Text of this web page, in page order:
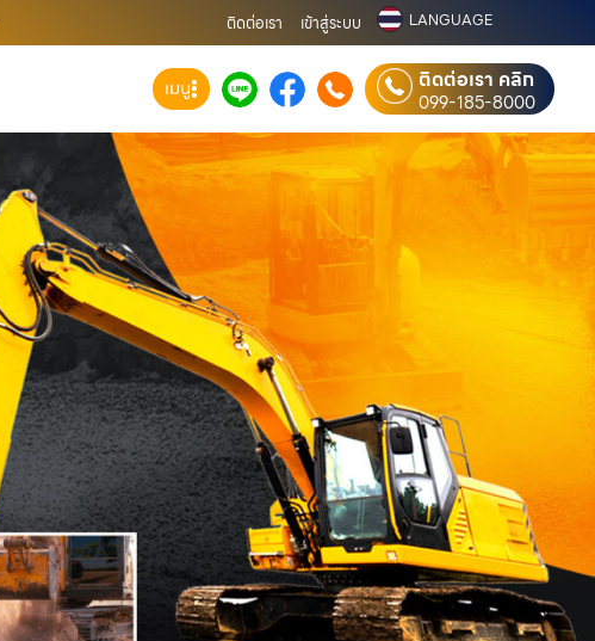
ติดต่อเรา เข้าสู่ระบบ LANGUAGE
เมนู ติดต่อเรา คลิก
099-185-8000